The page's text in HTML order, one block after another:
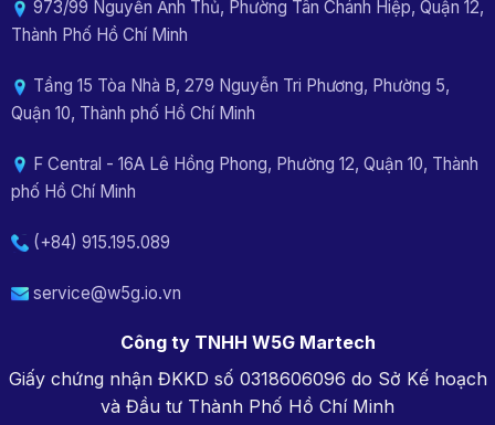
973/99 Nguyễn Ảnh Thủ, Phường Tân Chánh Hiệp, Quận 12,
Thành Phố Hồ Chí Minh
Tầng 15 Tòa Nhà B, 279 Nguyễn Tri Phương, Phường 5,
Quận 10, Thành phố Hồ Chí Minh
F Central - 16A Lê Hồng Phong, Phường 12, Quận 10, Thành
phố Hồ Chí Minh
(+84) 915.195.089
service@w5g.io.vn
Công ty TNHH W5G Martech
Giấy chứng nhận ĐKKD số 0318606096 do Sở Kế hoạch
và Đầu tư Thành Phố Hồ Chí Minh